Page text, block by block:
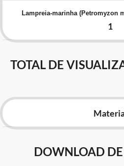
Advocacia-Geral da União
Banco Central do Brasil
Lampreia-marinha (Petromyzon
1
TOTAL DE
DOWNLOAD